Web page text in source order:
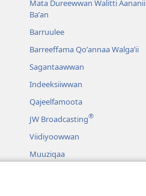
Mata Dureewwan Walitti Aananii
Baʼan
Barruulee
Barreeffama Qoʼannaa Walgaʼii
Sagantaawwan
Indeeksiiwwan
Qajeelfamoota
JW Broadcasting®
Viidiyoowwan
Muuziqaa